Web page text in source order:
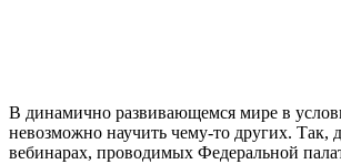
В динамично развивающемся мире в
невозможно научить чему-то других. Так,
вебинарах, проводимых Федеральной